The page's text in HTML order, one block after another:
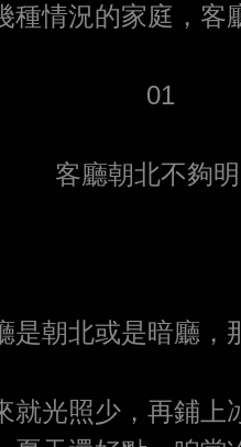
種情況的家庭，客
01
客廳朝北不夠
是朝北或是暗廳，
就光照少，再鋪上